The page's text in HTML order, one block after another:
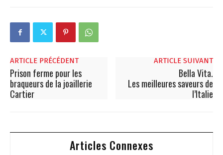
ARTICLE PRÉCÉDENT
Prison ferme pour les
braqueurs de la joaillerie
Cartier
ARTICLE SUIVANT
Bella Vita.
Les meilleures saveurs de
l’Italie
Articles Connexes